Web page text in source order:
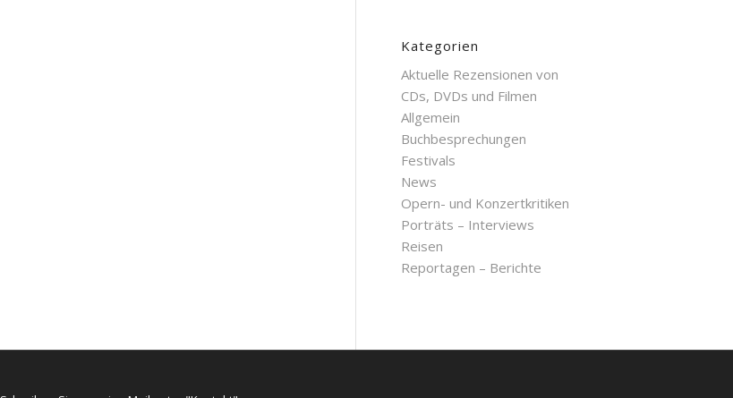
Kategorien
Aktuelle Rezensionen von
CDs, DVDs und Filmen
Allgemein
Buchbesprechungen
Festivals
News
Opern- und Konzertkritiken
Porträts – Interviews
Reisen
Reportagen – Berichte